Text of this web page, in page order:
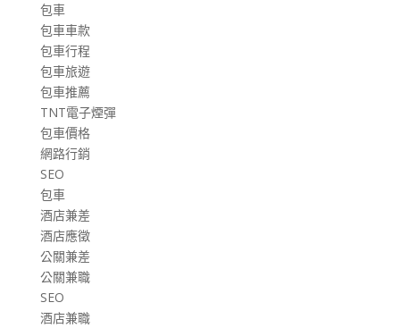
包車
包車車款
包車行程
包車旅遊
包車推薦
TNT電子煙彈
包車價格
網路行銷
SEO
包車
酒店兼差
酒店應徵
公關兼差
公關兼職
SEO
酒店兼職